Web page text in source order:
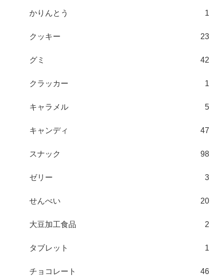
かりんとう 1
クッキー 23
グミ 42
クラッカー 1
キャラメル 5
キャンディ 47
スナック 98
ゼリー 3
せんべい 20
大豆加工食品 2
タブレット 1
チョコレート 46